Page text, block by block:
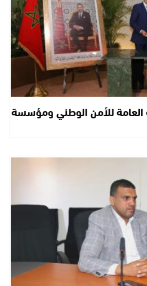
العامة للأمن الوطني ومؤسسة